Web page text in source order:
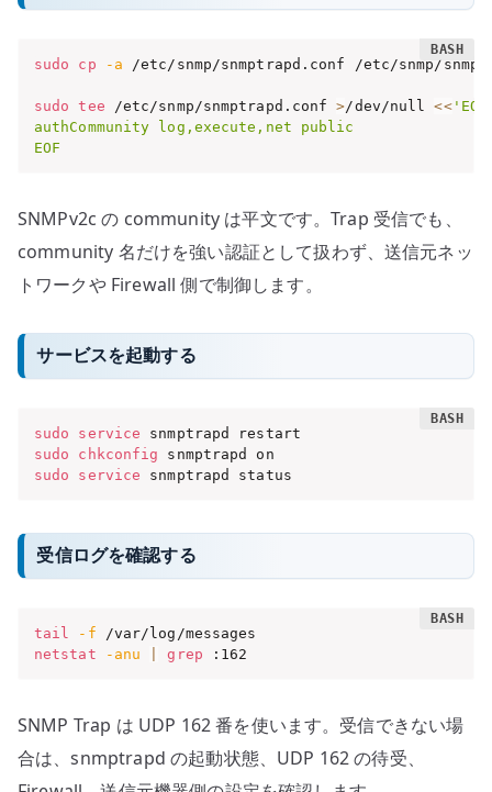
sudo cp -a /etc/snmp/snmptrapd.conf /etc/snmp/
sudo tee /etc/snmp/snmptrapd.conf >/dev/null <<
authCommunity log,execute,net public
EOF
SNMPv2c の community は平文です。Trap 受信でも、
community 名だけを強い認証として扱わず、送信元ネッ
トワークや Firewall 側で制御します。
サービスを起動する
sudo service
sudo
chkconfig
sudo
service snmptrapd status
受信ログを確認する
tail -f
netstat
-anu grep :162
SNMP Trap は UDP 162 番を使います。受信できない場
合は、snmptrapd の起動状態、UDP 162 の待受、